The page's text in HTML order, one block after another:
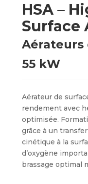
HSA –
Surface
Aérateurs
55 kW
Aérateur de
rendement avec
optimisée.
grâce à un
cinétique à la
d’oxygène
brassage optimal